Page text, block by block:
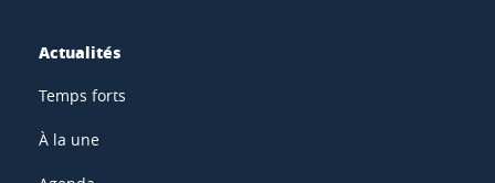
Actualités
Temps forts
À la une